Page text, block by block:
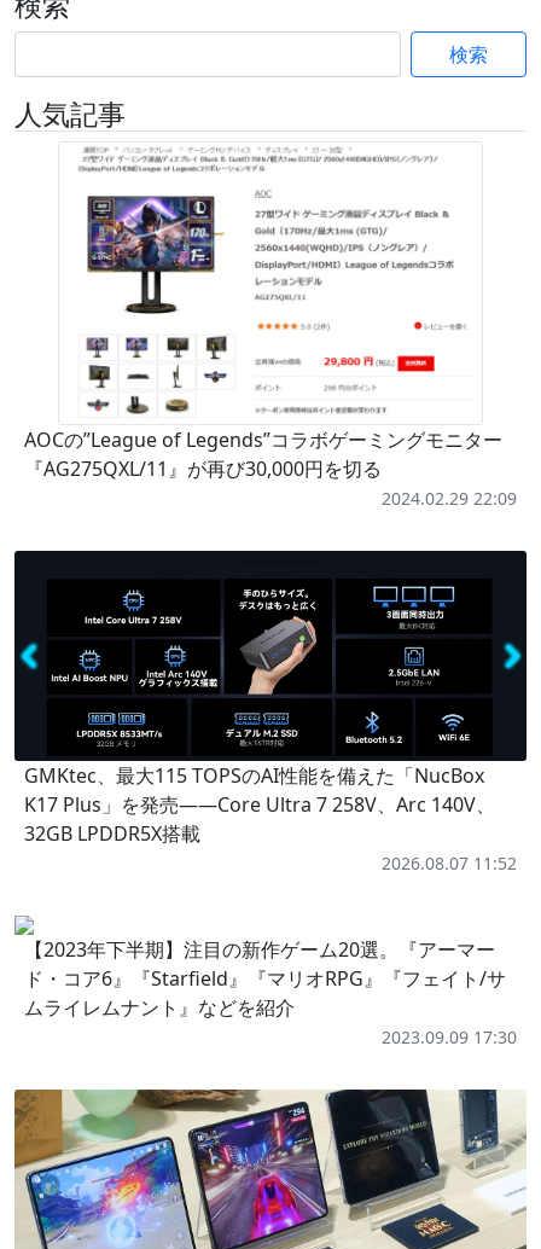
検索
人気記事
AOCの”League of Legends”コラボゲーミングモニター
『AG275QXL/11』が再び30,000円を切る
2024.02.29 22:09
GMKtec、最大115 TOPSのAI性能を備えた「NucBox
K17 Plus」を発売――Core Ultra 7 258V、Arc 140V、
32GB LPDDR5X搭載
2026.08.07 11:52
【2023年下半期】注目の新作ゲーム20選。『アーマー
ド・コア6』『Starfield』『マリオRPG』『フェイト/サ
ムライレムナント』などを紹介
2023.09.09 17:30